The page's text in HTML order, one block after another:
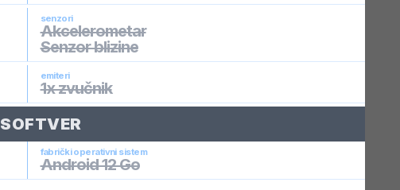
senzori
Akcelerometar
Senzor blizine
emiteri
1x zvučnik
SOFTVER
fabrički operativni sistem
Android 12 Go